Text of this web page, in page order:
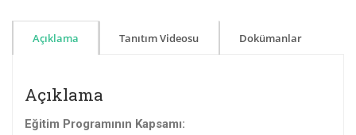
Açıklama Tanıtım Videosu Dokümanlar
Açıklama
Eğitim Programının Kapsamı: